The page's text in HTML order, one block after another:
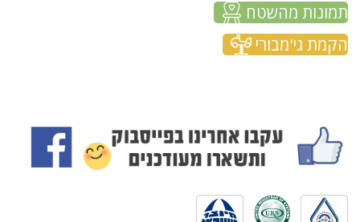
תמונות מהשטח
הקמת גי'מבורי